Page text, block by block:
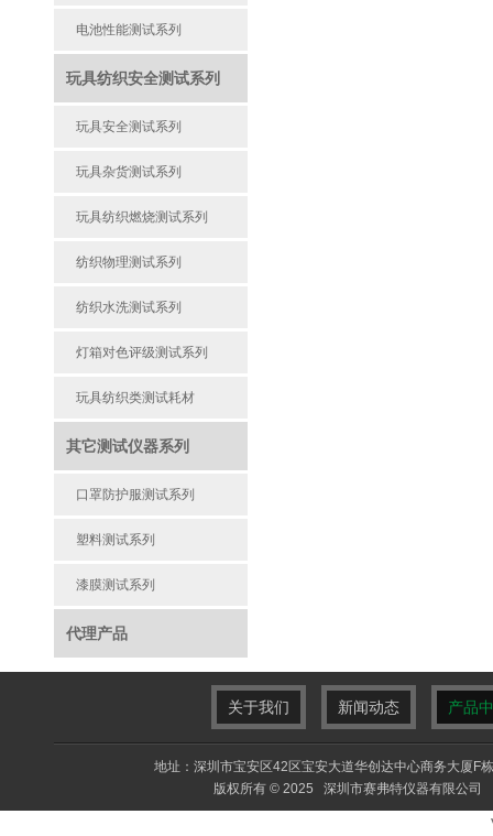
电池性能测试系列
玩具纺织安全测试系列
玩具安全测试系列
玩具杂货测试系列
玩具纺织燃烧测试系列
纺织物理测试系列
纺织水洗测试系列
灯箱对色评级测试系列
玩具纺织类测试耗材
其它测试仪器系列
口罩防护服测试系列
塑料测试系列
漆膜测试系列
代理产品
关于我们 新闻动态 产品
地址：深圳市宝安区42区宝安大道华创达中心商务大
版权所有 © 2025 深圳市赛弗特仪器有限